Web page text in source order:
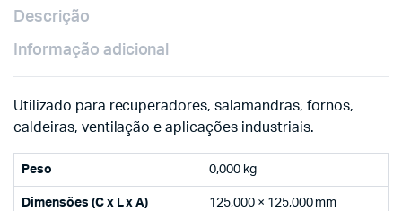
Descrição
Informação adicional
Utilizado para recuperadores, salamandras, fornos,
caldeiras, ventilação e aplicações industriais.
Peso 0,000 kg
Dimensões (C x L x A) 125,000 × 125,000 mm